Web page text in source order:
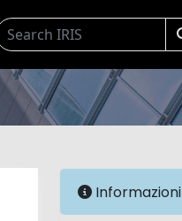
Informazioni